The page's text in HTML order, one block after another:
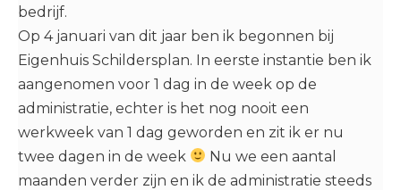
bedrijf.
Op 4 januari van dit jaar ben ik begonnen bij
Eigenhuis Schildersplan. In eerste instantie ben ik
aangenomen voor 1 dag in de week op de
administratie, echter is het nog nooit een
werkweek van 1 dag geworden en zit ik er nu
twee dagen in de week
Nu we een aantal
maanden verder zijn en ik de administratie steeds